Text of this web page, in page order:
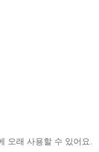
오래 사용할 수 있어요.